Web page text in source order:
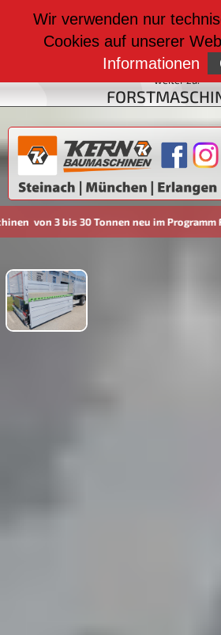
neu im Programm Förderungen bis
weiter zu:
weiter zu:
Wir verwenden nur
Cookies auf unserer
Informationen